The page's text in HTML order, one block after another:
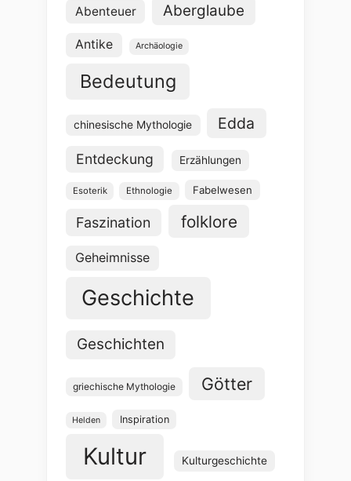
Abenteuer Aberglaube
Antike Archäologie
Bedeutung
chinesische Mythologie Edda
Entdeckung Erzählungen
Esoterik Ethnologie Fabelwesen
Faszination folklore
Geheimnisse
Geschichte
Geschichten
griechische Mythologie Götter
Helden Inspiration
Kultur Kulturgeschichte